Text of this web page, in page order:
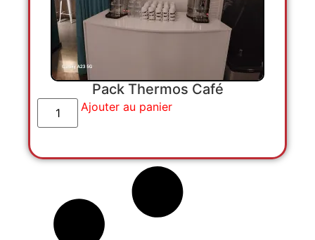
Pack Thermos Café
Ajouter au panier